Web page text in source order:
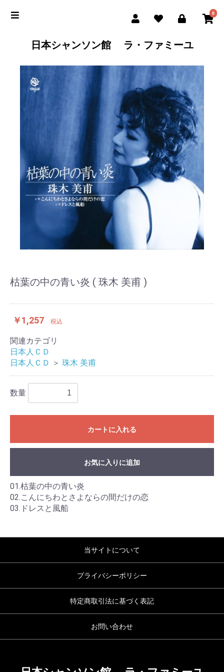
0
日本シャンソン館 ラ・ファミーユ
枯葉の中の青い炎 ( 珠木 美甫 )
￥1,257 税込
関連カテゴリ
日本人ＣＤ
日本人ＣＤ ＞ 珠木 美甫
数量
カートに入れる
お気に入りに追加
01.枯葉の中の青い炎
02.こんにちわとさよならの間だけの恋
03.ドレスと風船
当サイトについて
プライバシーポリシー
特定商取引法に基づく表記
お問い合わせ